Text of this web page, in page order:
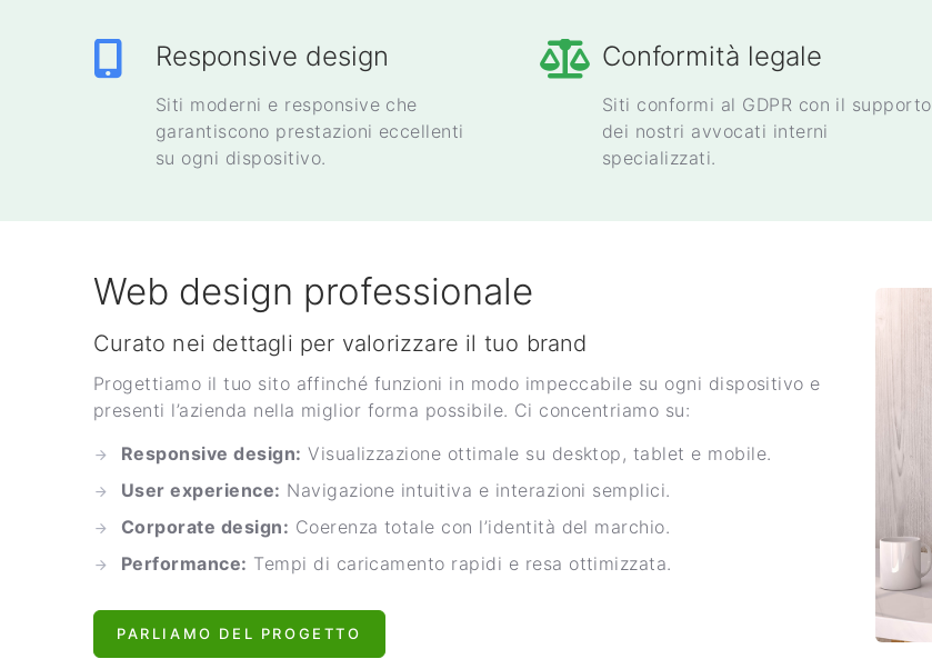
Responsive design
Siti moderni e responsive che
garantiscono prestazioni eccellenti
su ogni dispositivo.
Conformità legale
Siti conformi al GDPR con il supporto
dei nostri avvocati interni
specializzati.
Web design professionale
Curato nei dettagli per valorizzare il tuo brand
Progettiamo il tuo sito affinché funzioni in modo impeccabile su ogni dispositivo e
presenti l’azienda nella miglior forma possibile. Ci concentriamo su:
Responsive design: Visualizzazione ottimale su desktop, tablet e mobile.
User experience: Navigazione intuitiva e interazioni semplici.
Corporate design: Coerenza totale con l’identità del marchio.
Performance: Tempi di caricamento rapidi e resa ottimizzata.
PARLIAMO DEL PROGETTO